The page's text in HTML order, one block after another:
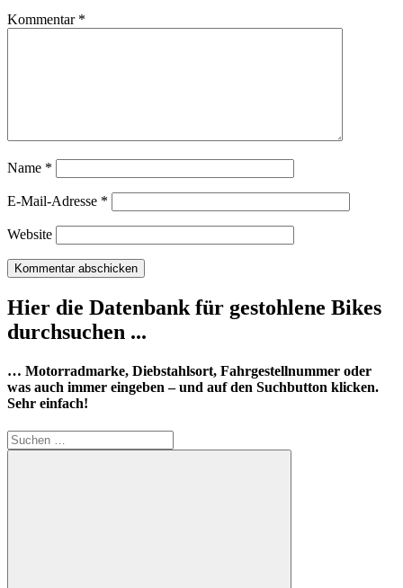
Kommentar *
Name *
E-Mail-Adresse *
Website
Hier die Datenbank für gestohlene Bikes
durchsuchen ...
… Motorradmarke, Diebstahlsort, Fahrgestellnummer oder
was auch immer eingeben – und auf den Suchbutton klicken.
Sehr einfach!
Suchen
nach: